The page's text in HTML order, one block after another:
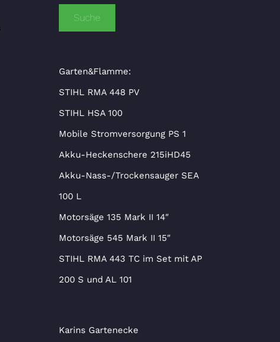
Suche
Garten&Flamme:
STIHL RMA 448 PV
STIHL HSA 100
Mobile Stromversorgung PS 1
Akku-Heckenschere 215iHD45
Akku-Nass-/Trockensauger SEA
100 L
Motorsäge 135 Mark II 14″
Motorsäge 545 Mark II 15″
STIHL RMA 443 TC im Set mit AP
200 S und AL 101
Karins Gartenecke